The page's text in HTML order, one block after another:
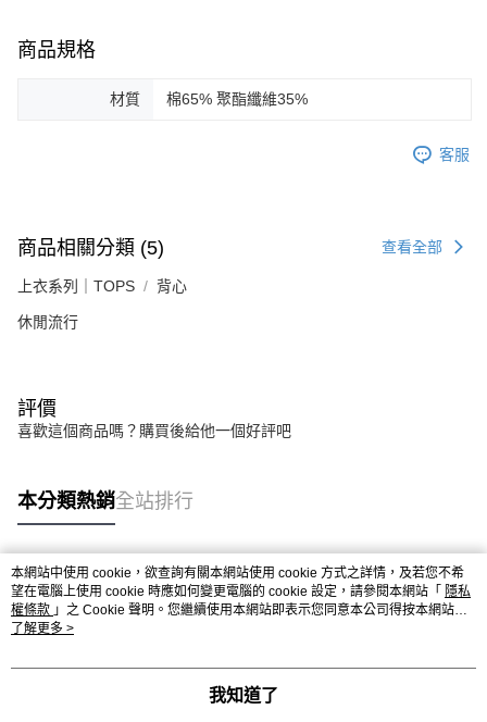
商品規格
材質 棉65% 聚酯纖維35%
客服
商品相關分類 (5) 查看全部
上衣系列｜TOPS 背心
休閒流行
評價
喜歡這個商品嗎？購買後給他一個好評吧
本分類熱銷全站排行
熱門標籤
本網站中使用 cookie，欲查詢有關本網站使用 cookie 方式之詳情，及若您不希
望在電腦上使用 cookie 時應如何變更電腦的 cookie 設定，請參閱本網站「 隱私
權條款 」之 Cookie 聲明。您繼續使用本網站即表示您同意本公司得按本網站使
用條款之 Cookie 聲明使用 cookie。
了解更多 >
我知道了